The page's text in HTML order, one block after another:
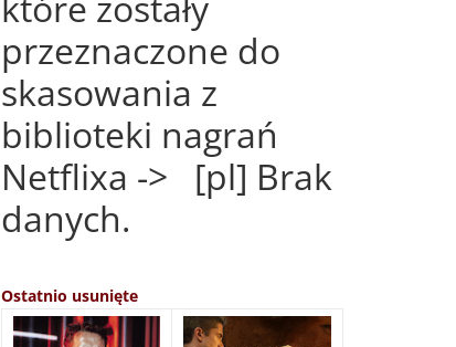
przeznaczone do
skasowania z
biblioteki nagrań
Netflixa -> [pl] Brak
danych.
Ostatnio usunięte